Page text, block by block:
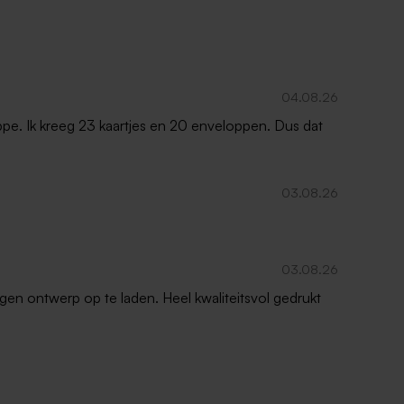
04.08.26
Ik kreeg 23 kaartjes en 20 enveloppen. Dus dat
03.08.26
03.08.26
ontwerp op te laden. Heel kwaliteitsvol gedrukt